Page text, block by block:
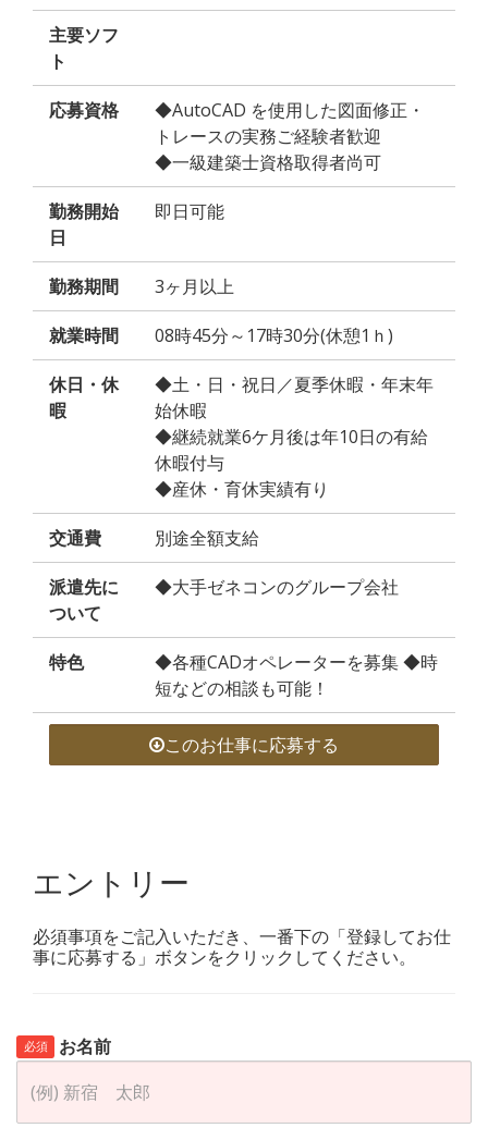
主要ソフ
ト
応募資格
◆AutoCAD を使用した図面修正・
トレースの実務ご経験者歓迎
◆一級建築士資格取得者尚可
勤務開始
日
即日可能
勤務期間 3ヶ月以上
就業時間 08時45分～17時30分(休憩1ｈ)
休日・休
暇
◆土・日・祝日／夏季休暇・年末年
始休暇
◆継続就業6ケ月後は年10日の有給
休暇付与
◆産休・育休実績有り
交通費 別途全額支給
派遣先に
ついて
◆大手ゼネコンのグループ会社
特色
◆各種CADオペレーターを募集 ◆時
短などの相談も可能！
このお仕事に応募する
エントリー
必須事項をご記入いただき、一番下の「登録してお仕
事に応募する」ボタンをクリックしてください。
必須 お名前